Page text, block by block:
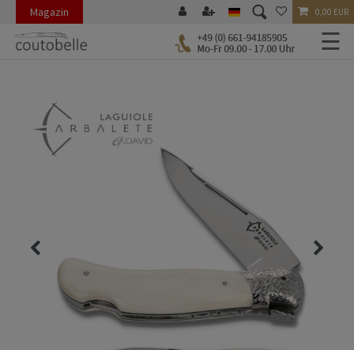
Magazin 0,00 EUR
☰